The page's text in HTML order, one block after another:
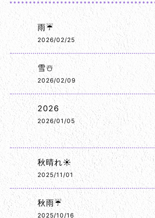
雨☔
2026/02/25
雪☃️
2026/02/09
2026
2026/01/05
秋晴れ☀️
2025/11/01
秋雨☔
2025/10/16